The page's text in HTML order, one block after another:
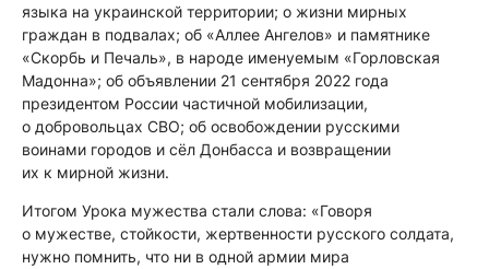
языка на украинской территории; о жизни мирных
граждан в подвалах; об «Аллее Ангелов» и памятнике
«Скорбь и Печаль», в народе именуемым «Горловская
Мадонна»; об объявлении 21 сентября 2022 года
президентом России частичной мобилизации,
о добровольцах СВО; об освобождении русскими
воинами городов и сёл Донбасса и возвращении
их к мирной жизни.
Итогом Урока мужества стали слова: «Говоря
о мужестве, стойкости, жертвенности русского солдата,
нужно помнить, что ни в одной армии мира